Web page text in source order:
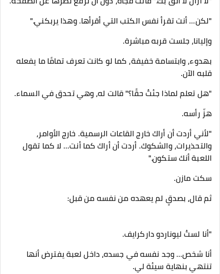
"لكن… أنت تقرأ نفس الكتب التي أقرأها. وهذا يربكني."
وإليانا، جلست قربه مباشرة.
بهدوء، وابتسامة خفيفة، كما لو كانت تعرف تمامًا ما يفعله
قلبه الآن.
"هل تعلم لماذا جئتُ حقًا؟" قالت له، وهي تحدق في السماء.
هزّ رأسه.
"لأني أردت أن أراك خارج القاعات الرسمية. خارج الأوامر،
والتحذيرات، والشكوك. أردت أن أراك كما أنت… لا كما تقول
اللعبة أنك ستكون."
سكت مازن.
ثم قال، بصدقٍ لم يعهده من نفسه من قبل:
"أنا لستُ ليوناردو داركرايف.
أنا شخص… وجد نفسه في جسده، داخل لعبة يفترض أنها
تنتهي بنهاية سيئة لي.